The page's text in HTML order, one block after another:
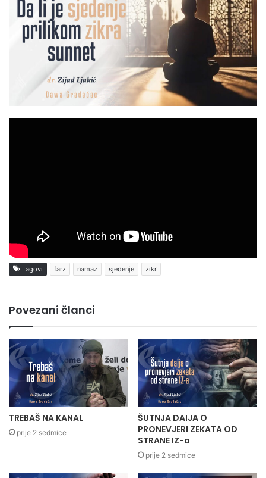
Tagovi farz namaz sjedenje zikr
Povezani članci
TREBAŠ NA KANAL
prije 2 sedmice
ŠUTNJA DAIJA O
PRONEVJERI ZEKATA OD
STRANE IZ-a
prije 2 sedmice